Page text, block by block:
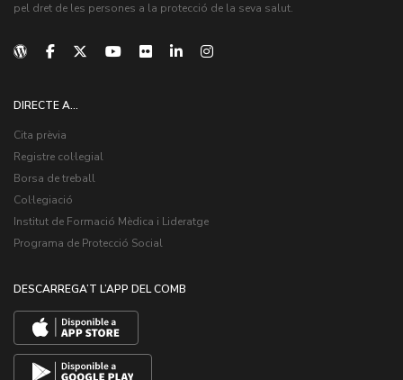
pel dret de les persones a la protecció de la seva salut.
DIRECTE A...
Cita prèvia
Registre col·legial
Borsa de treball
Col·legiació
Institut de Formació Mèdica i Lideratge
Programa de Protecció Social
DESCARREGA’T L’APP DEL COMB